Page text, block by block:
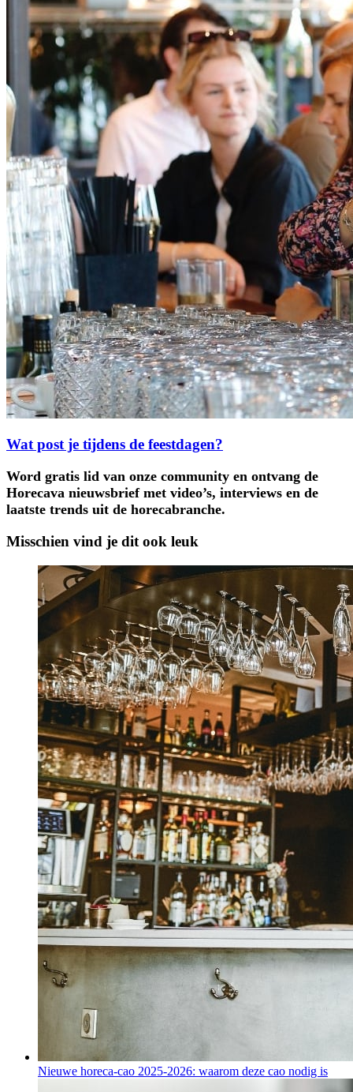
Wat post je tijdens de feestdagen?
Word gratis lid van onze community en ontvang de
Horecava nieuwsbrief met video’s, interviews en de
laatste trends uit de horecabranche.
Misschien vind je dit ook leuk
Nieuwe horeca-cao 2025-2026: waarom deze cao nodig is